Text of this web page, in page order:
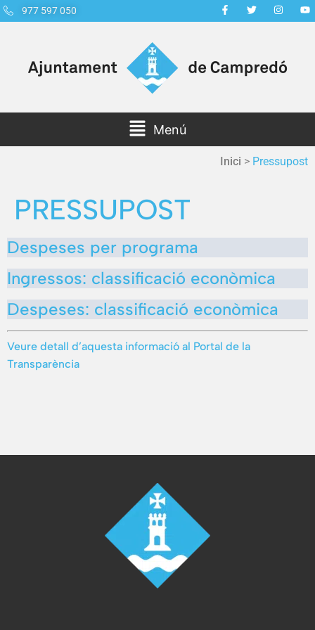
977 597 050
Menú
Inici > Pressupost
PRESSUPOST
Despeses per programa
Ingressos: classificació econòmica
Despeses: classificació econòmica
Veure detall d’aquesta informació al Portal de la
Transparència